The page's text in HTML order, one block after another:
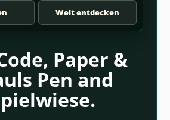
Paper &
Pen and
Welt entdecken